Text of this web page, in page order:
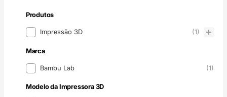
Produtos
ProdutosImpressão 3D (1)
Marca
MarcaBambu Lab (1)
Modelo da Impressora 3D